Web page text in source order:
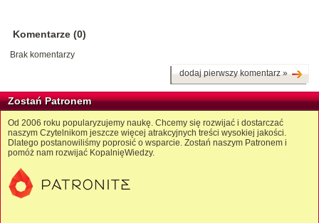
Komentarze (0)
Brak komentarzy
dodaj pierwszy komentarz »
Zostań Patronem
Od 2006 roku popularyzujemy naukę. Chcemy się rozwijać i dostarczać
naszym Czytelnikom jeszcze więcej atrakcyjnych treści wysokiej jakości.
Dlatego postanowiliśmy poprosić o wsparcie. Zostań naszym Patronem i
pomóż nam rozwijać KopalnięWiedzy.